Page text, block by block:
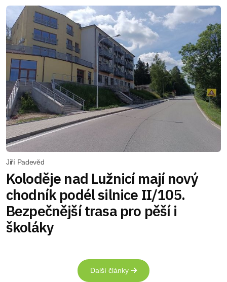
Jiří Padevěd
Koloděje nad Lužnicí mají nový
chodník podél silnice II/105.
Bezpečnější trasa pro pěší i
školáky
Další články